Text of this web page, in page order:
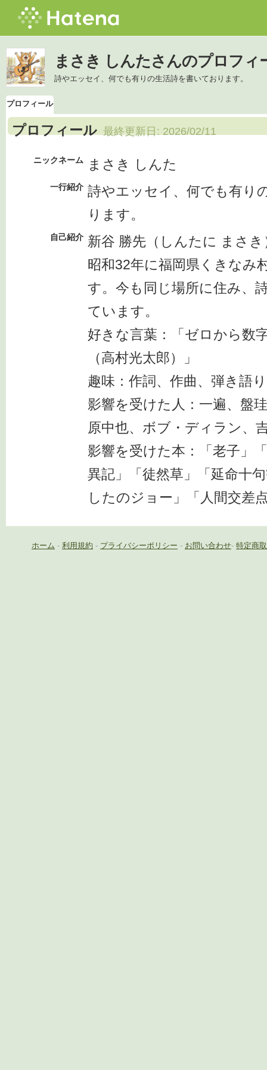
まさき しんたさんのプロフィ
詩やエッセイ、何でも有りの生活詩を書いております。
プロフィール
プロフィール 最終更新日: 2026/02/11
ニックネーム まさき しんた
一行紹介 詩やエッセイ、何でも有り
ります。
自己紹介 新谷 勝先（しんたに まさき
昭和32年に福岡県くきなみ
す。今も同じ場所に住み、
ています。
好きな言葉：「ゼロから数
（高村光太郎）」
趣味：作詞、作曲、弾き語
影響を受けた人：一遍、盤
原中也、ボブ・ディラン、
影響を受けた本：「老子」
異記」「徒然草」「延命十
したのジョー」「人間交差
ホーム - 利用規約 - プライバシーポリシー - お問い合わせ- 特定商